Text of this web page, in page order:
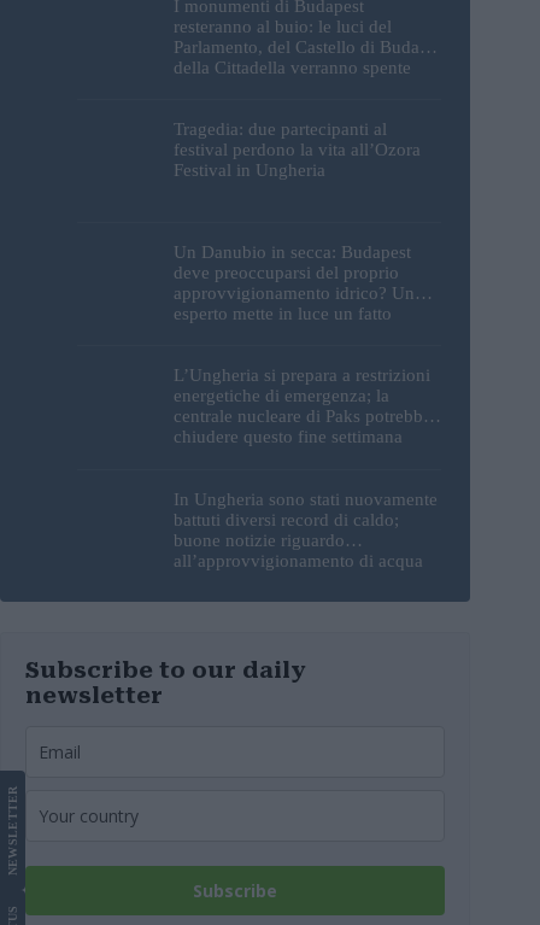
I monumenti di Budapest
resteranno al buio: le luci del
Parlamento, del Castello di Buda e
della Cittadella verranno spente
Tragedia: due partecipanti al
festival perdono la vita all’Ozora
Festival in Ungheria
Un Danubio in secca: Budapest
deve preoccuparsi del proprio
approvvigionamento idrico? Un
esperto mette in luce un fatto
L’Ungheria si prepara a restrizioni
energetiche di emergenza; la
centrale nucleare di Paks potrebbe
chiudere questo fine settimana
In Ungheria sono stati nuovamente
battuti diversi record di caldo;
buone notizie riguardo
all’approvvigionamento di acqua
Subscribe to our daily
newsletter
Subscribe
US
NEWS
LETTER